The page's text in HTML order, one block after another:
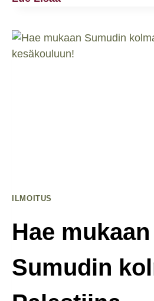
Jatkaa
Kansanmurhaa
ILMOITUS
Hae mukaan
Sumudin